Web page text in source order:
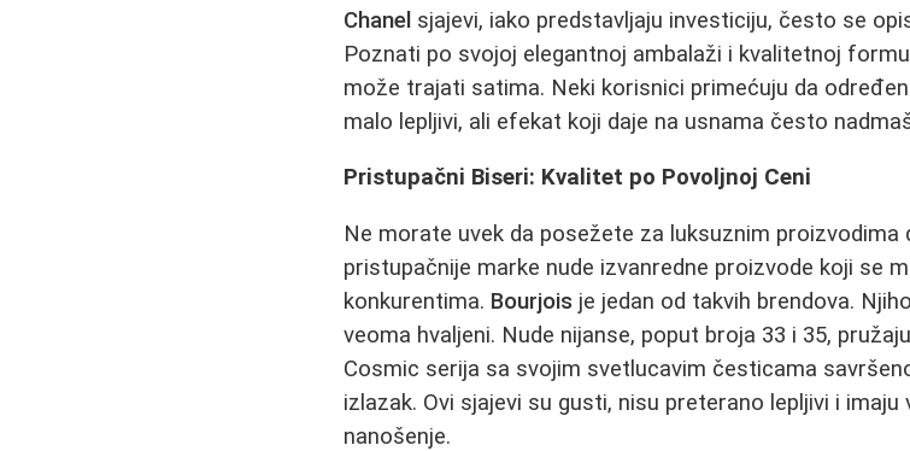
Chanel sjajevi, iako predstavljaju investiciju, često se
Poznati po svojoj elegantnoj ambalaži i kvalitetnoj
može trajati satima. Neki korisnici primećuju da
malo lepljivi, ali efekat koji daje na usnama često
Pristupačni Biseri: Kvalitet po Povoljnoj Ceni
Ne morate uvek da posežete za luksuznim
pristupačnije marke nude izvanredne proizvode koji se
konkurentima. Bourjois je jedan od takvih brendova.
veoma hvaljeni. Nude nijanse, poput broja 33 i 35,
Cosmic serija sa svojim svetlucavim česticama
izlazak. Ovi sjajevi su gusti, nisu preterano lepljivi i
nanošenje.